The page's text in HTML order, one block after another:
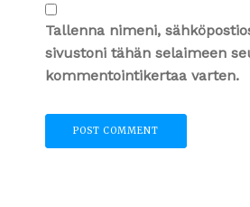
Tallenna nimeni,
sivustoni tähän selaimeen
kommentointikertaa varten.